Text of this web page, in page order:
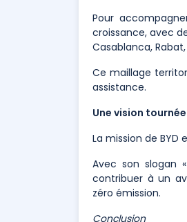
Pour
croissance, avec
Casablanca,
Ce maillage
assistance.
Une vision
La mission de
Avec son slogan
contribuer à un
zéro émission.
Conclusion